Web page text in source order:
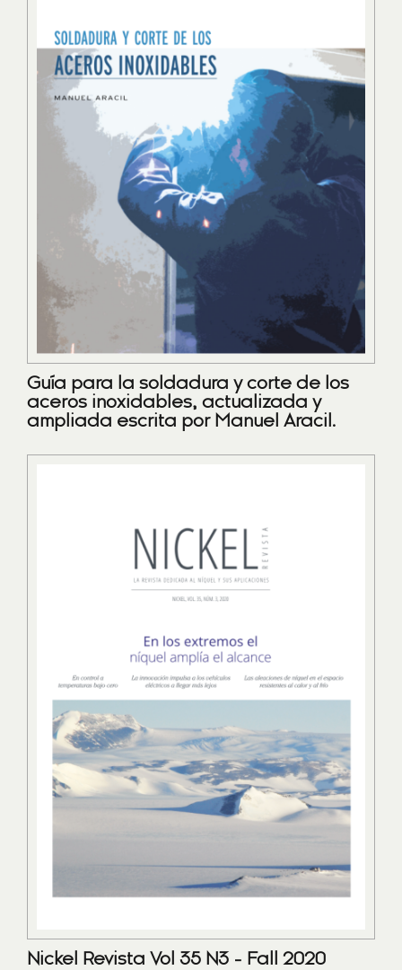
Guía para la soldadura y corte de los
aceros inoxidables, actualizada y
ampliada escrita por Manuel Aracil.
Nickel Revista Vol 35 N3 - Fall 2020